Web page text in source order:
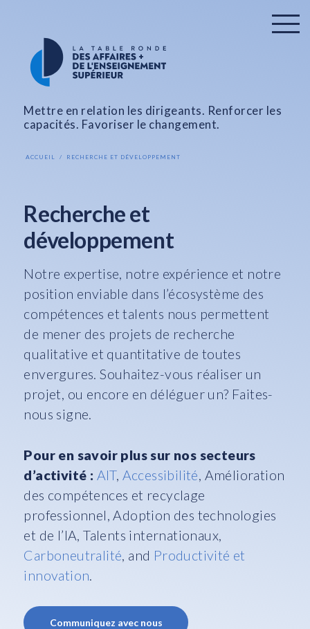
Mettre en relation les dirigeants. Renforcer les
capacités. Favoriser le changement.
ACCUEIL RECHERCHE ET DÉVELOPPEMENT
Recherche et
développement
Notre expertise, notre expérience et notre
position enviable dans l’écosystème des
compétences et talents nous permettent
de mener des projets de recherche
qualitative et quantitative de toutes
envergures. Souhaitez-vous réaliser un
projet, ou encore en déléguer un? Faites-
nous signe.
Pour en savoir plus sur nos secteurs
d’activité : AIT, Accessibilité, Amélioration
des compétences et recyclage
professionnel,Adoption des technologies
et de l’IA,Talents internationaux,
Carboneutralité, and Productivité et
innovation.
Communiquez avec nous